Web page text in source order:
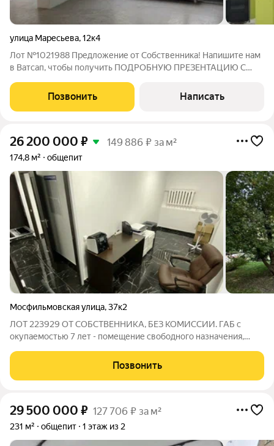
улица Маресьева,12к4
Лот №1021988 Предложение от Собственника! Напишите нам
в Ватсап, чтобы получить ПОДРОБНУЮ ПРЕЗЕНТАЦИЮ С
помещение свободного назначения формата Street Retail,
расположенное на первом этаже нового жилого
Позвонить Написать
26 200 000 ₽ 149 886 ₽ за м²
174,8 м² общепит
Мосфильмовская улица,37к2
ЛОТ 223929 ОТ СОБСТВЕННИКА, БЕЗ КОМИССИИ. ГАБ с
окупаемостью 7 лет - помещение свободного назначения,
Mетpo Лoмoнoсoвский проспект в 650м, 5 мин пешком. МАП
300 000 рублeй. Аpeндaторы
Позвонить
29 500 000 ₽ 127 706 ₽ за м²
231 м² общепит 1 этаж из 2